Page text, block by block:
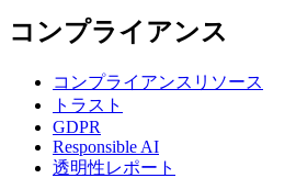
コンプライアンス
コンプライアンスリソース
トラスト
GDPR
Responsible AI
透明性レポート